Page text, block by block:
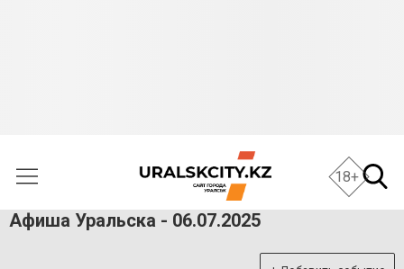
18+
Афиша Уральска - 06.07.2025